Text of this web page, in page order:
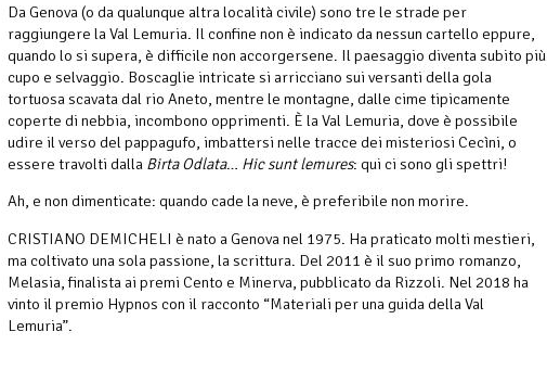
Da Genova (o da qualunque altra località civile) sono tre le strade per
raggiungere la Val Lemuria. Il confine non è indicato da nessun cartello eppure,
quando lo si supera, è difficile non accorgersene. Il paesaggio diventa subito più
cupo e selvaggio. Boscaglie intricate si arricciano sui versanti della gola
tortuosa scavata dal rio Aneto, mentre le montagne, dalle cime tipicamente
coperte di nebbia, incombono opprimenti. È la Val Lemuria, dove è possibile
udire il verso del pappagufo, imbattersi nelle tracce dei misteriosi Cecìni, o
essere travolti dalla Birta Odlata… Hic sunt lemures: qui ci sono gli spettri!
Ah, e non dimenticate: quando cade la neve, è preferibile non morire.
CRISTIANO DEMICHELI è nato a Genova nel 1975. Ha praticato molti mestieri,
ma coltivato una sola passione, la scrittura. Del 2011 è il suo primo romanzo,
Melasia, finalista ai premi Cento e Minerva, pubblicato da Rizzoli. Nel 2018 ha
vinto il premio Hypnos con il racconto “Materiali per una guida della Val
Lemuria”.